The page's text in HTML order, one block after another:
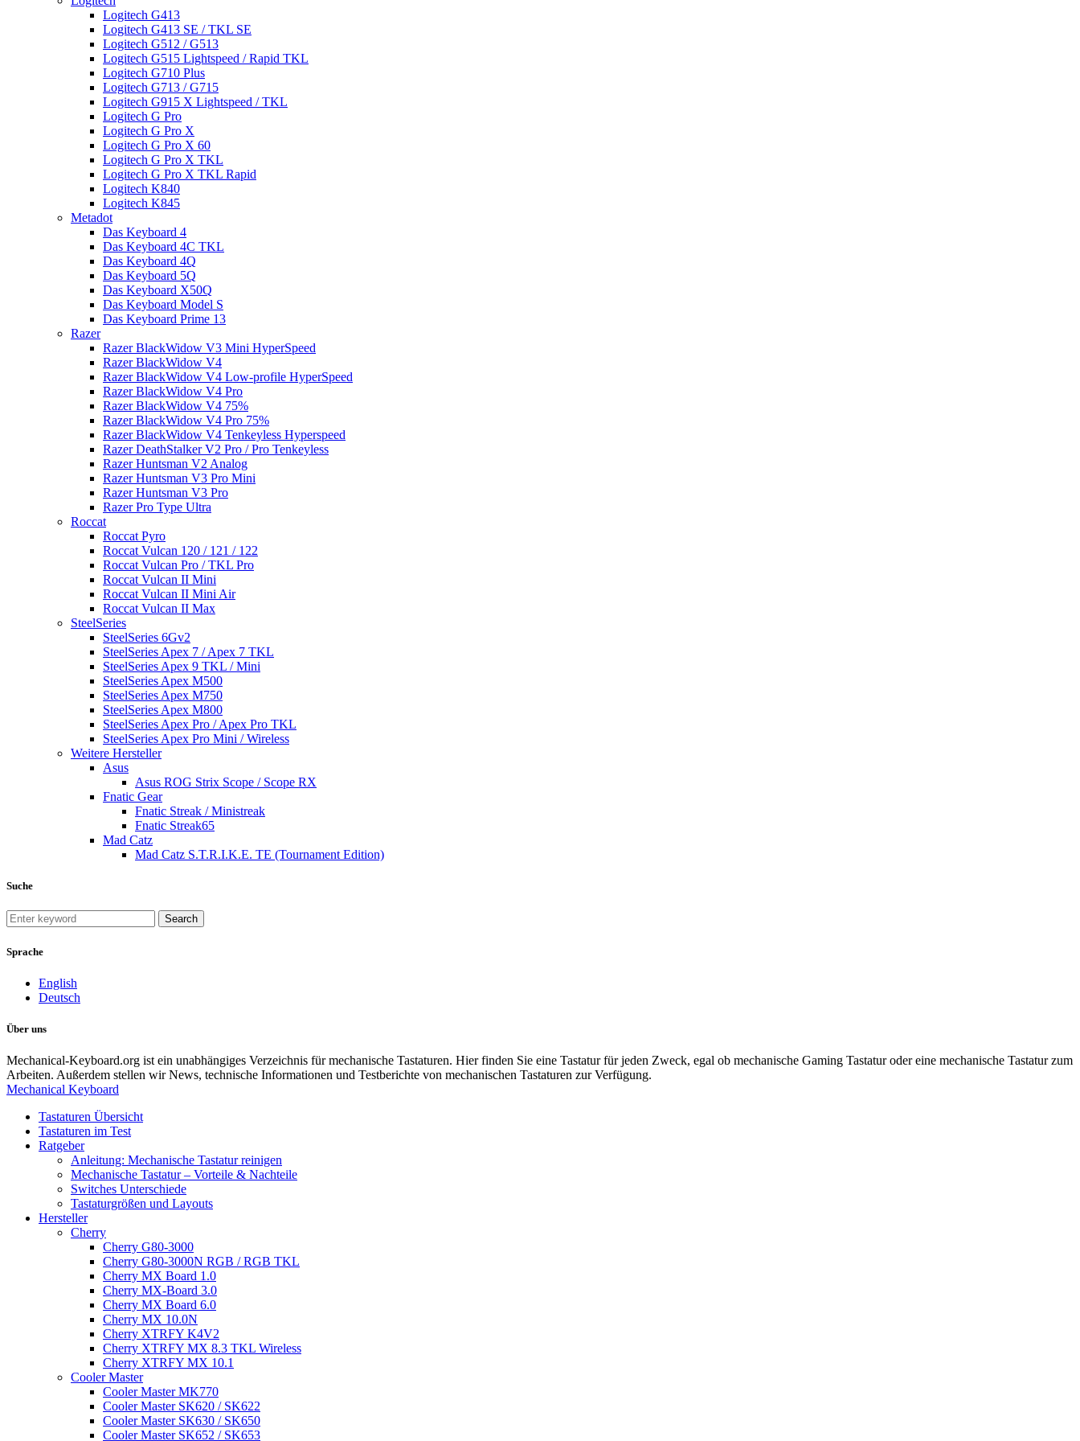
Logitech G413
Logitech G413 SE / TKL SE
Logitech G512 / G513
Logitech G515 Lightspeed / Rapid TKL
Logitech G710 Plus
Logitech G713 / G715
Logitech G915 X Lightspeed / TKL
Logitech G Pro
Logitech G Pro X
Logitech G Pro X 60
Logitech G Pro X TKL
Logitech G Pro X TKL Rapid
Logitech K840
Logitech K845
Metadot
Das Keyboard 4
Das Keyboard 4C TKL
Das Keyboard 4Q
Das Keyboard 5Q
Das Keyboard X50Q
Das Keyboard Model S
Das Keyboard Prime 13
Razer
Razer BlackWidow V3 Mini HyperSpeed
Razer BlackWidow V4
Razer BlackWidow V4 Low-profile HyperSpeed
Razer BlackWidow V4 Pro
Razer BlackWidow V4 75%
Razer BlackWidow V4 Pro 75%
Razer BlackWidow V4 Tenkeyless Hyperspeed
Razer DeathStalker V2 Pro / Pro Tenkeyless
Razer Huntsman V2 Analog
Razer Huntsman V3 Pro Mini
Razer Huntsman V3 Pro
Razer Pro Type Ultra
Roccat
Roccat Pyro
Roccat Vulcan 120 / 121 / 122
Roccat Vulcan Pro / TKL Pro
Roccat Vulcan II Mini
Roccat Vulcan II Mini Air
Roccat Vulcan II Max
SteelSeries
SteelSeries 6Gv2
SteelSeries Apex 7 / Apex 7 TKL
SteelSeries Apex 9 TKL / Mini
SteelSeries Apex M500
SteelSeries Apex M750
SteelSeries Apex M800
SteelSeries Apex Pro / Apex Pro TKL
SteelSeries Apex Pro Mini / Wireless
Weitere Hersteller
Asus
Asus ROG Strix Scope / Scope RX
Fnatic Gear
Fnatic Streak / Ministreak
Fnatic Streak65
Mad Catz
Mad Catz S.T.R.I.K.E. TE (Tournament Edition)
Suche
Search
Sprache
English
Deutsch
Über uns
Mechanical-Keyboard.org ist ein unabhängiges Verzeichnis für mechanische Tastaturen. Hier finden Sie eine Tastatur für jeden Zweck, egal ob mechanische Gaming Tastatur oder eine mechanische Tastatur zum
Arbeiten. Außerdem stellen wir News, technische Informationen und Testberichte von mechanischen Tastaturen zur Verfügung.
Mechanical Keyboard
Tastaturen Übersicht
Tastaturen im Test
Ratgeber
Anleitung: Mechanische Tastatur reinigen
Mechanische Tastatur – Vorteile & Nachteile
Switches Unterschiede
Tastaturgrößen und Layouts
Hersteller
Cherry
Cherry G80-3000
Cherry G80-3000N RGB / RGB TKL
Cherry MX Board 1.0
Cherry MX-Board 3.0
Cherry MX Board 6.0
Cherry MX 10.0N
Cherry XTRFY K4V2
Cherry XTRFY MX 8.3 TKL Wireless
Cherry XTRFY MX 10.1
Cooler Master
Cooler Master MK770
Cooler Master SK620 / SK622
Cooler Master SK630 / SK650
Cooler Master SK652 / SK653